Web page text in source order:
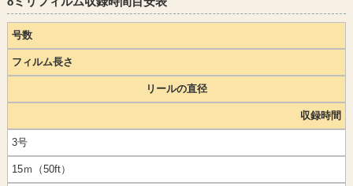
号数
フィルム長さ
リールの直径
収録時間
3号
15ｍ（50ft）